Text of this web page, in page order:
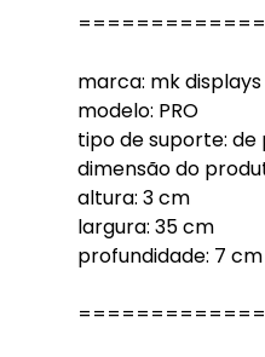
marca: mk displays
modelo: PRO
tipo de suporte: de
dimensão do
altura: 3 cm
largura: 35 cm
profundidade: 7 cm